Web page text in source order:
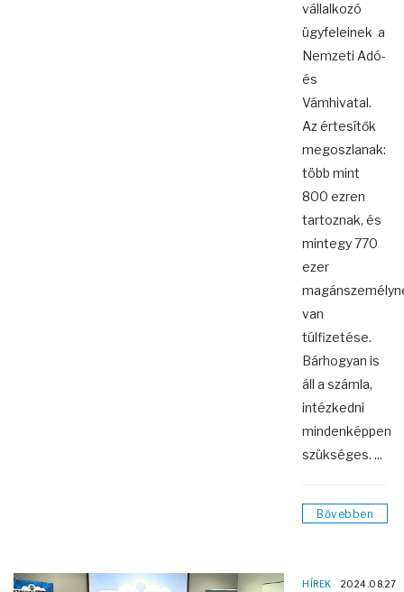
vállalkozó
ügyfeleinek a
Nemzeti Adó-
és
Vámhivatal.
Az értesítők
megoszlanak:
több mint
800 ezren
tartoznak, és
mintegy 770
ezer
van
túlfizetése.
Bárhogyan is
áll a számla,
intézkedni
mindenképpen
szükséges. ...
Bővebben
HÍREK 2024.08.27